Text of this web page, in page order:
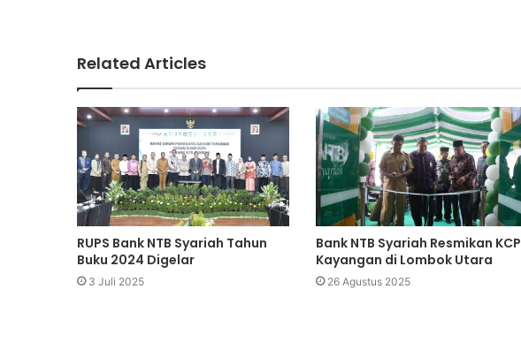
Related Articles
RUPS Bank NTB Syariah Tahun
Buku 2024 Digelar
3 Juli 2025
Bank NTB Syariah Resmikan KCP
Kayangan di Lombok Utara
26 Agustus 2025